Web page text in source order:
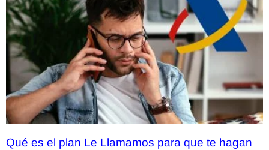
Qué es el plan Le Llamamos para que te hagan